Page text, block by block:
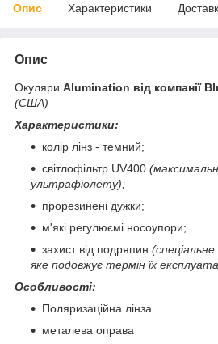
Опис Характеристики
Опис
Окуляри Alumination від компанії
(США)
Характеристики:
колір лінз - темний;
світлофільтр UV400
ультрафіолету);
прорезинені дужки;
м'які регулюємі носоупори;
захист від подряпин
яке подовжує термін їх
Особливості:
Поляризаційна лінза.
металева оправа